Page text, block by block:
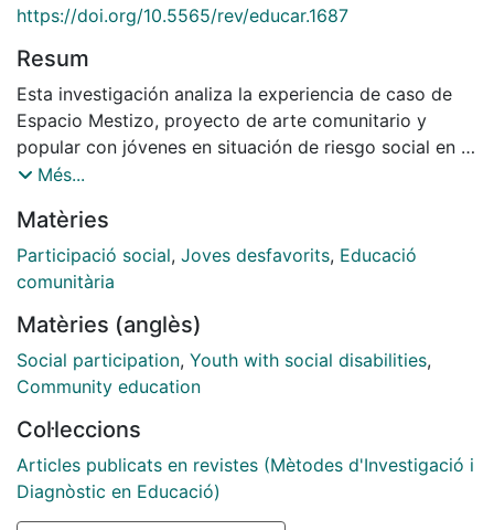
https://doi.org/10.5565/rev/educar.1687
Resum
Esta investigación analiza la experiencia de caso de
Espacio Mestizo, proyecto de arte comunitario y
popular con jóvenes en situación de riesgo social en la
ciudad de León. Se ha planteado un enfoque
del proyecto Espacio Mestizo. La muestra está
compuesta por una cincuentena de personas
participantes: 24 destinarios y 18 expertos y
exploratorias, entrevistas en profundidad, grupos de
discusión y relatos de vida. Los resultados muestran
que Espacio Mestizo ayuda a adolescentes en riesgo a
y del empoderamiento, así como la corresponsabilidad
en los adolescentes participantes, pero destaca
especialmente el impulso que supone de desarrollo
comunitario para construir un modelo de ciudadanía,
Més...
Matèries
Participació social, Joves desfavorits, Educació
comunitària
Matèries (anglès)
Social participation, Youth with social disabilities,
Community education
Col·leccions
Articles publicats en revistes (Mètodes d'Investigació i
Diagnòstic en Educació)